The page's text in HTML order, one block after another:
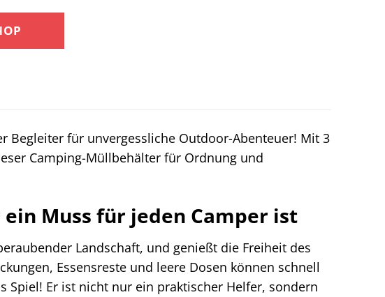
für unvergessliche Outdoor-Abenteuer! Mit 3
Camping-Müllbehälter für Ordnung und
Muss für jeden Camper ist
Landschaft, und genießt die Freiheit des
Essensreste und leere Dosen können schnell
Spiel! Er ist nicht nur ein praktischer Helfer, sondern